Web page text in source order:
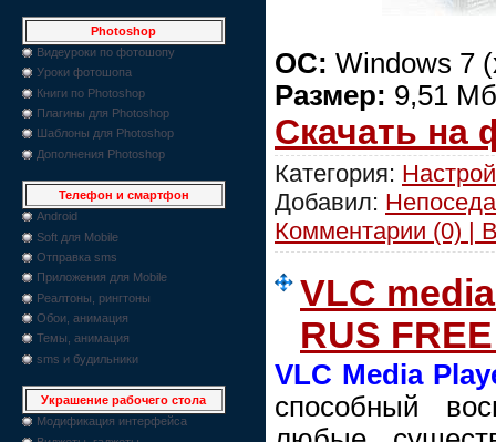
Photoshop
Видеуроки по фотошопу
Уроки фотошопа
Книги по Photoshop
Плагины для Photoshop
Шаблоны для Photoshop
Дополнения Photoshop
Телефон и смартфон
Android
Soft для Mobile
Отправка sms
Приложения для Mobile
Реалтоны, рингтоны
Обои, анимация
Темы, анимация
sms и будильники
Украшение рабочего стола
Модификация интерфейса
ОС: Windows 7
Размер: 9,51
Скачать на
Категория:
Добавил: Непоседа
Комментарии (0) |
VLC
RUS
VLC Media
способный